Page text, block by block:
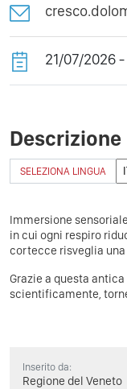
21/07/2026
Descrizione
SELEZIONA LINGUA
Immersione
in cui ogni respiro
cortecce risveglia
Grazie a questa
scientificamente,
Inserito da:
Regione del Veneto